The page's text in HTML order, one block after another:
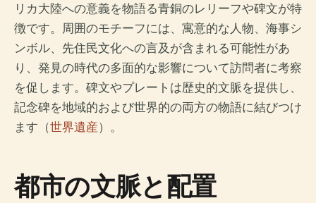
リカ大陸への意義を物語る青銅のレリーフや碑文が特
徴です。周囲のモチーフには、寓意的な人物、海事シ
ンボル、先住民文化への言及が含まれる可能性があ
り、発見の時代の多面的な影響について訪問者に考察
を促します。碑文やプレートは歴史的文脈を提供し、
記念碑を地域的および世界的の両方の物語に結びつけ
ます（世界遺産）。
都市の文脈と配置